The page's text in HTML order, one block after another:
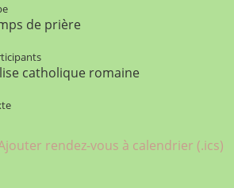
de prière
catholique romaine
rendez-vous à calendrier (.ics)